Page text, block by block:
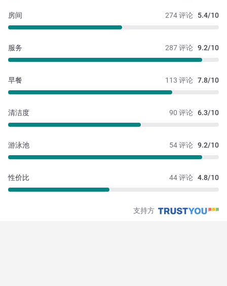
274 评论 5.4/10
房间
287 评论 9.2/10
服务
113 评论 7.8/10
早餐
90 评论 6.3/10
清洁度
54 评论 9.2/10
游泳池
44 评论 4.8/10
性价比
支持方